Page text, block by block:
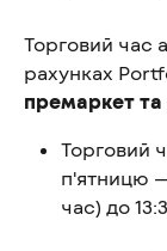
Торговий час
рахунках
премаркет та
Торговий
п'ятницю
час) до